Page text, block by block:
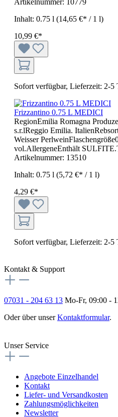
Artikelnummer:
10779
Inhalt: 0.75 l (14,65 €* / 1 l)
10,99 €*
Sofort verfügbar, Lieferzeit: 2-5
Frizzantino 0.75 L MEDICI
RegionEmilia Romagna
s.r.lReggio Emilia.
Weisser
vol.AllergeneEnthält
Artikelnummer: 13510
Inhalt: 0.75 l (5,72 €* / 1 l)
4,29 €*
Sofort verfügbar, Lieferzeit: 2-5
Kontakt & Support
07031 - 204 63 13 Mo-Fr, 09:00 -
Oder über unserKontaktformular.
Unser Service
Angebote Einzelhandel
Kontakt
Liefer- und Versandkosten
Zahlungsmöglichkeiten
Newsletter